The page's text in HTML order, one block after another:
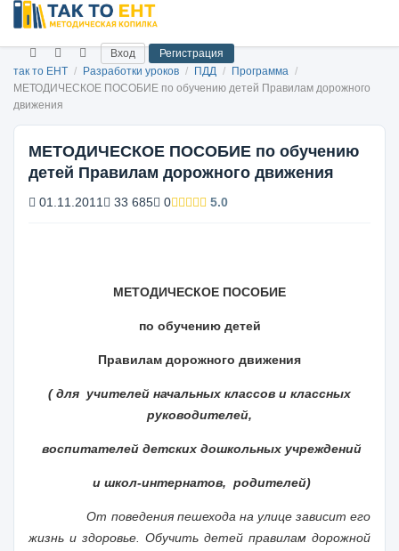
Вход
Регистрация
так то ЕНТ / Разработки уроков / ПДД / Программа /
МЕТОДИЧЕСКОЕ ПОСОБИЕ по обучению детей Правилам дорожного
движения
МЕТОДИЧЕСКОЕ ПОСОБИЕ по обучению
детей Правилам дорожного движения
01.11.2011 33 685 0 5.0
МЕТОДИЧЕСКОЕ ПОСОБИЕ
по обучению детей
Правилам дорожного движения
( для учителей начальных классов и классных
руководителей,
воспитателей детских дошкольных учреждений
и школ-интернатов, родителей)
От поведения пешехода на улице зависит его
жизнь и здоровье. Обучить детей правилам дорожной